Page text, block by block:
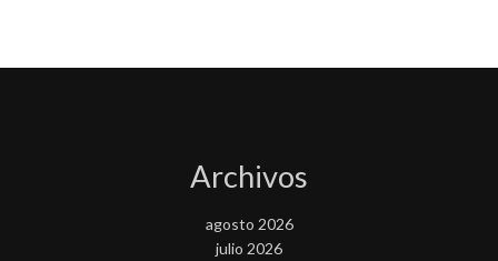
Archivos
agosto 2026
julio 2026